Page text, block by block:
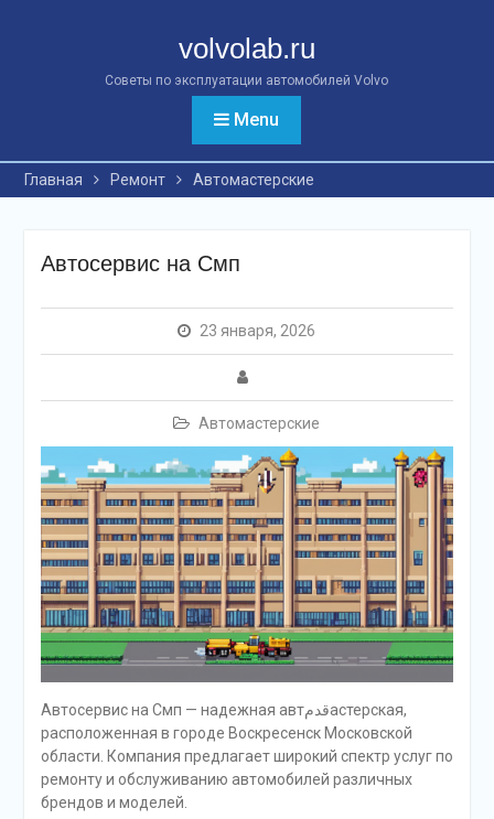
volvolab.ru
Советы по эксплуатации автомобилей Volvo
Menu
Главная Ремонт Автомастерские
Автосервис на Смп
23 января, 2026
Автомастерские
Автосервис на Смп — надежная автقدمастерская,
расположенная в городе Воскресенск Московской
области. Компания предлагает широкий спектр услуг по
ремонту и обслуживанию автомобилей различных
брендов и моделей.